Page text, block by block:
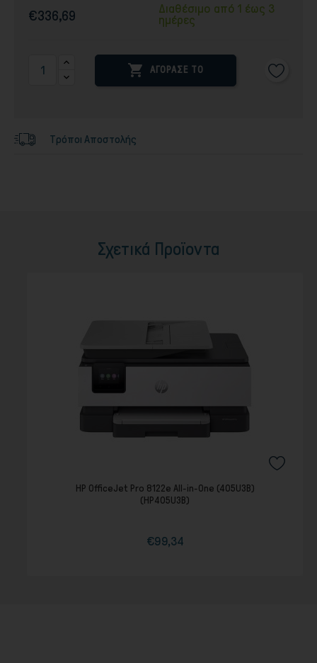
€336,69
Διαθέσιμο από 1 έως 3
ημέρες
 ΑΓΟΡΑΣΕ ΤΟ
Τρόποι Αποστολής
Σχετικά Προϊοντα
HP OfficeJet Pro 8122e All-in-One (405U3B)
(HP405U3B)
Τιμή
€99,34
Κανονική